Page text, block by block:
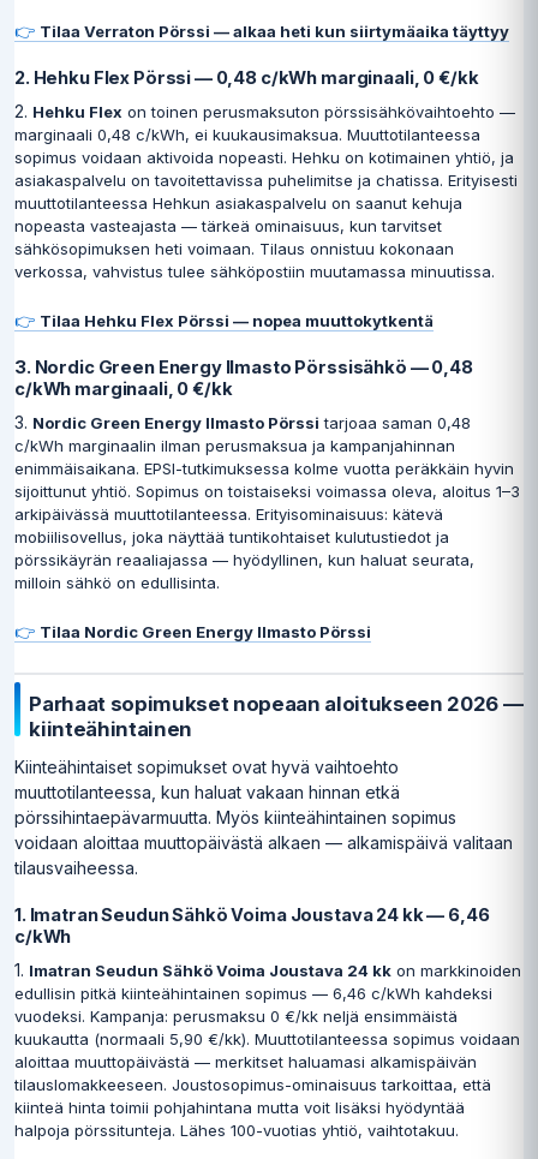
👉 Tilaa Verraton Pörssi — alkaa heti kun siirtymäaika täyttyy
2. Hehku Flex Pörssi — 0,48 c/kWh marginaali, 0 €/kk
2. Hehku Flex on toinen perusmaksuton pörssisähkövaihtoehto —
marginaali 0,48 c/kWh, ei kuukausimaksua. Muuttotilanteessa
sopimus voidaan aktivoida nopeasti. Hehku on kotimainen yhtiö, ja
asiakaspalvelu on tavoitettavissa puhelimitse ja chatissa. Erityisesti
muuttotilanteessa Hehkun asiakaspalvelu on saanut kehuja
nopeasta vasteajasta — tärkeä ominaisuus, kun tarvitset
sähkösopimuksen heti voimaan. Tilaus onnistuu kokonaan
verkossa, vahvistus tulee sähköpostiin muutamassa minuutissa.
👉 Tilaa Hehku Flex Pörssi — nopea muuttokytkentä
3. Nordic Green Energy Ilmasto Pörssisähkö — 0,48
c/kWh marginaali, 0 €/kk
3. Nordic Green Energy Ilmasto Pörssi tarjoaa saman 0,48
c/kWh marginaalin ilman perusmaksua ja kampanjahinnan
enimmäisaikana. EPSI-tutkimuksessa kolme vuotta peräkkäin hyvin
sijoittunut yhtiö. Sopimus on toistaiseksi voimassa oleva, aloitus 1–3
arkipäivässä muuttotilanteessa. Erityisominaisuus: kätevä
mobiilisovellus, joka näyttää tuntikohtaiset kulutustiedot ja
pörssikäyrän reaaliajassa — hyödyllinen, kun haluat seurata,
milloin sähkö on edullisinta.
👉 Tilaa Nordic Green Energy Ilmasto Pörssi
Parhaat sopimukset nopeaan aloitukseen 2026 —
kiinteähintainen
Kiinteähintaiset sopimukset ovat hyvä vaihtoehto
muuttotilanteessa, kun haluat vakaan hinnan etkä
pörssihintaepävarmuutta. Myös kiinteähintainen sopimus
voidaan aloittaa muuttopäivästä alkaen — alkamispäivä valitaan
tilausvaiheessa.
1. Imatran Seudun Sähkö Voima Joustava 24 kk — 6,46
c/kWh
1. Imatran Seudun Sähkö Voima Joustava 24 kk on markkinoiden
edullisin pitkä kiinteähintainen sopimus — 6,46 c/kWh kahdeksi
vuodeksi. Kampanja: perusmaksu 0 €/kk neljä ensimmäistä
kuukautta (normaali 5,90 €/kk). Muuttotilanteessa sopimus voidaan
aloittaa muuttopäivästä — merkitset haluamasi alkamispäivän
tilauslomakkeeseen. Joustosopimus-ominaisuus tarkoittaa, että
kiinteä hinta toimii pohjahintana mutta voit lisäksi hyödyntää
halpoja pörssitunteja. Lähes 100-vuotias yhtiö, vaihtotakuu.